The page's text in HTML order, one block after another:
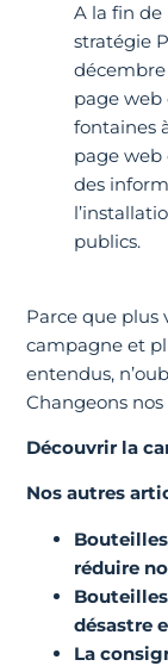
A la fin de
stratégie
décembre
page web
fontaines
page
des
publics.
Parce que plus
campagne et
entendus,
Changeons
Découvrir la
Nos autres
réduire
désastre
La